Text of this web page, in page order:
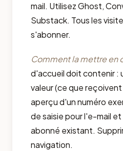
mail. Utilisez Ghost,
Substack. Tous les
s'abonner.
Comment la mettre en
d'accueil doit contenir :
valeur (ce que
aperçu d'un numéro
de saisie pour l'e-mail
abonné existant.
navigation.